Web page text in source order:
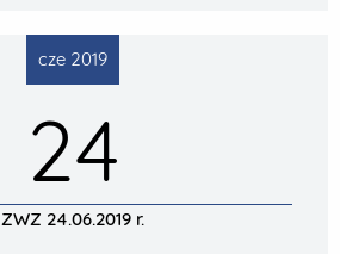
cze 2019
24
ZWZ 24.06.2019 r.